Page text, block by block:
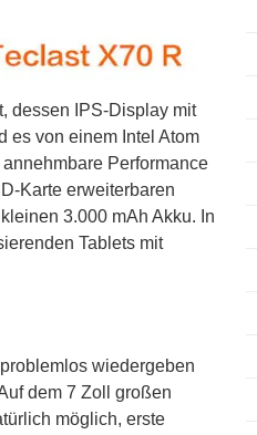
dessen IPS-Display mit
es von einem Intel Atom
Performance
Karte erweiterbaren
3.000 mAh Akku. In
Tablets mit
wiedergeben
dem 7 Zoll großen
möglich, erste